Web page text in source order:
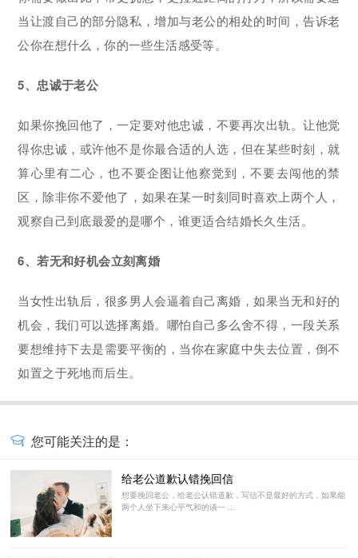
当让渡自己的部分隐私，增加与老公的相处的时间，告诉老
公你在想什么，你的一些生活感受等。
5、忠诚于老公
如果你挽回他了，一定要对他忠诚，不要再次出轨。让他觉
得你忠诚，或许他不是你最合适的人选，但在某些时刻，就
算心里有二心，也不要企图让他察觉到，不要去闯他的禁
区，除非你不爱他了，如果在某一时刻同时喜欢上两个人，
观察自己到底最爱的是哪个，谁更适合结婚长久生活。
6、若无和好机会立刻离婚
当女性出轨后，很多男人会逼着自己离婚，如果当无和好的
机会，我们可以选择离婚。哪怕自己多么舍不得，一段关系
要想维持下去是需要平衡的，当你在家庭中失去位置，倒不
如置之于死地而后生。
您可能关注的是：
给老公道歉认错挽回信
想要挽回老公，给老公认错道歉，写信不是最好的方式，如果能
两个人坐下来心平气和的谈一 ...